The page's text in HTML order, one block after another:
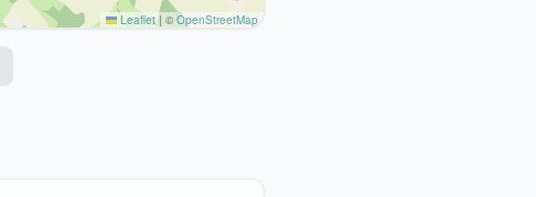
Leaflet | © OpenStreetMap